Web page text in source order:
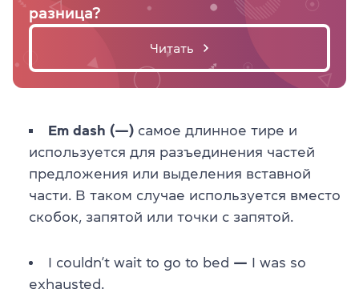
разница?
Читать
Em dash (—) самое длинное тире и
используется для разъединения частей
предложения или выделения вставной
части. В таком случае используется вместо
скобок, запятой или точки с запятой.
I couldn’t wait to go to bed — I was so
exhausted.